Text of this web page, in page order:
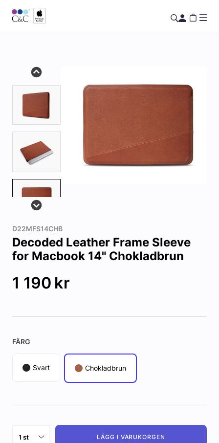
D22MFS14CHB
Decoded Leather Frame Sleeve
for Macbook 14" Chokladbrun
1 190 kr
FÄRG
Svart Chokladbrun
LÄGG I VARUKORGEN